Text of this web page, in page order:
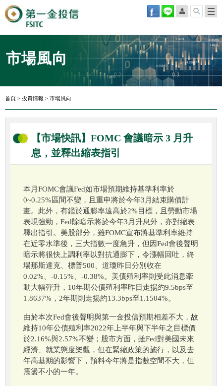
市場風向
首頁 > 投資情報 > 市場風向
【市場快訊】FOMC 會議暗示 3 月升
息，並釋出縮表指引
本月FOMC會議Fed如市場預期維持基準利率於
0~0.25%區間不變，且重申將於今年3月結束購債計
畫。此外，有鑑於通膨率遠高於2%目標，且勞動市場
表現強勁，Fed除暗示將於今年3月升息外，亦對縮表
釋出指引。美股部分，雖FOMC宣布將基準利率維持
在近零水準後，三大指數一度急升，但因Fed會後聲明
暗示將很快上調利率以對抗通膨下，令漲幅回吐，終
場那斯達克、標普500、道瓊昨日分別收在
0.02%、-0.15%、-0.38%。美債殖利率則受此消息牽
動大幅彈升，10年期公債殖利率昨日走揚約9.5bps至
1.8637%，2年期則走揚約13.3bps至1.1504%。
由於本次Fed會後聲明與第一金投信預期相差不大，故
維持10年公債殖利率2022年上半年與下半年之目標價
於2.16%與2.57%不變；股市方面，雖Fed對美國未來
經濟、就業態度樂觀，但在緊縮政策的施行，以及去
年高基期的影響下，預料今年將是指數空間不大，但
震盪不小的一年。